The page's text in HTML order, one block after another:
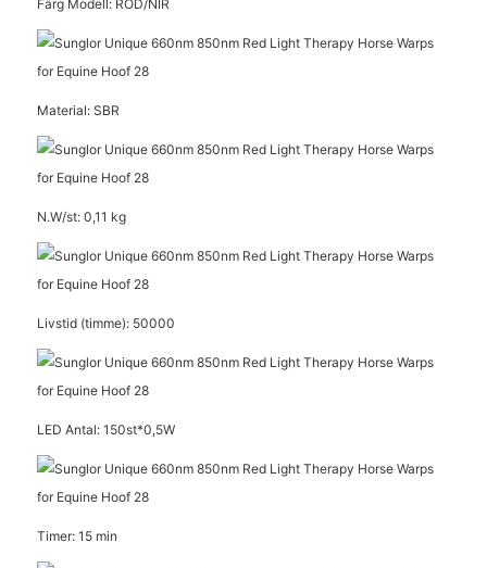
Färg Modell: RÖD/NIR
Material: SBR
N.W/st: 0,11 kg
Livstid (timme): 50000
LED Antal: 150st*0,5W
Timer: 15 min